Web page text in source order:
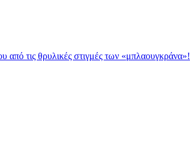
τις θρυλικές στιγμές των «μπλαουγκράνα»!